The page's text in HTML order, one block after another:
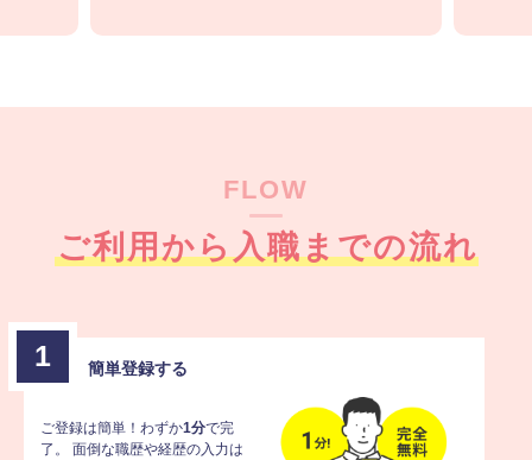
FLOW
ご利用から入職までの流れ
1 簡単登録する
ご登録は簡単！わずか1分で完
了。
面倒な職歴や経歴の入力は